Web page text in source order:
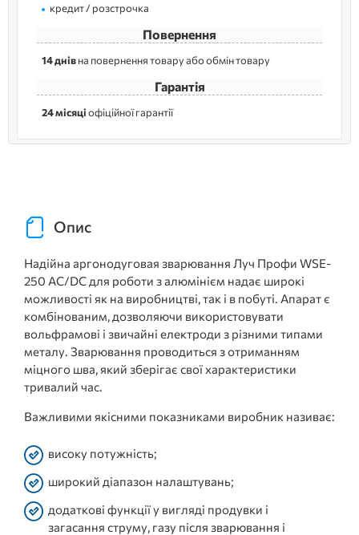
кредит / розстрочка
Повернення
14 днівна повернення товару або обмін товару
Гарантія
24 місяціофіційної гарантії
Опис
Надійна аргонодуговая зварювання Луч Профи WSE-
250 AC/DC для роботи з алюмінієм надає широкі
можливості як на виробництві, так і в побуті. Апарат є
комбінованим, дозволяючи використовувати
вольфрамові і звичайні електроди з різними типами
металу. Зварювання проводиться з отриманням
міцного шва, який зберігає свої характеристики
тривалий час.
Важливими якісними показниками виробник називає:
високу потужність;
широкий діапазон налаштувань;
додаткові функції у вигляді продувки і
загасання струму, газу після зварювання і